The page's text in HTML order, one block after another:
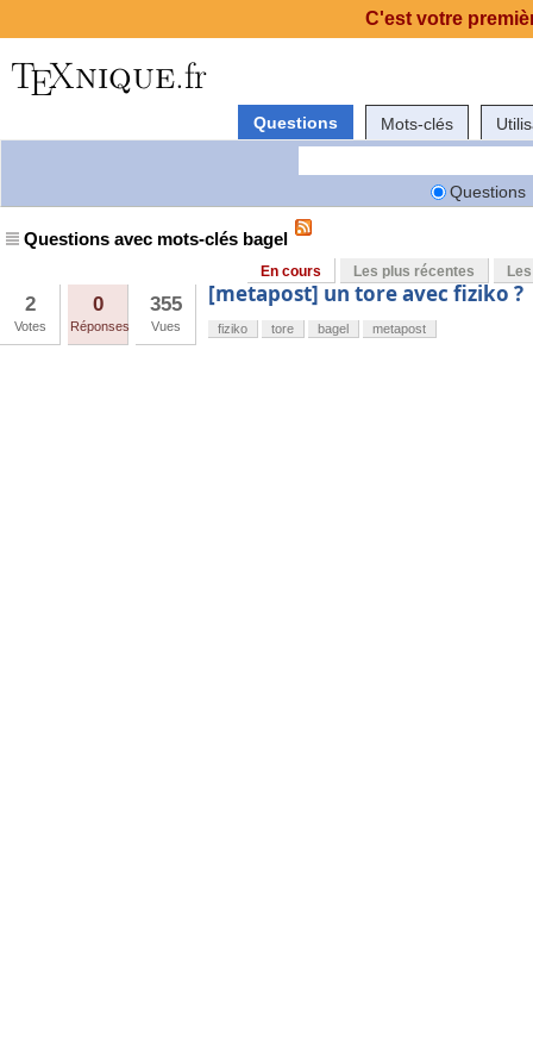
Questions Mots-clés
Questions
Questions avec mots-clés bagel
En cours Les plus récentes
2
Votes
0
Réponses
355
Vues
[metapost] un tore avec fiziko ?
fiziko tore bagel metapost
C'est votre